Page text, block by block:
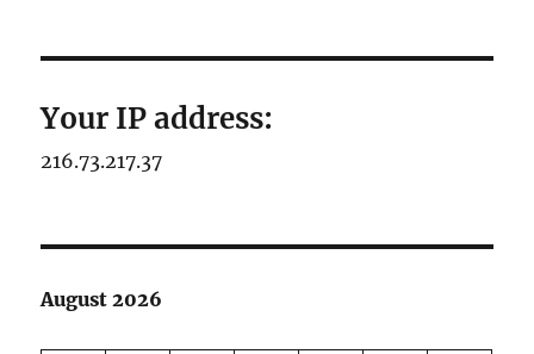
Your IP address:
216.73.217.37
August 2026